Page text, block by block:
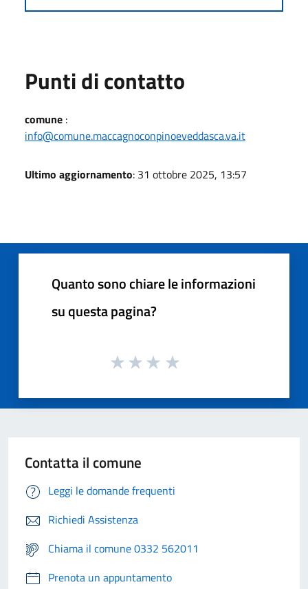
Punti di contatto
comune :
info@comune.maccagnoconpinoeveddasca.va.it
Ultimo aggiornamento: 31 ottobre 2025, 13:57
Quanto sono chiare le informazioni
su questa pagina?
Contatta il comune
Leggi le domande frequenti
Richiedi Assistenza
Chiama il comune 0332 562011
Prenota un appuntamento